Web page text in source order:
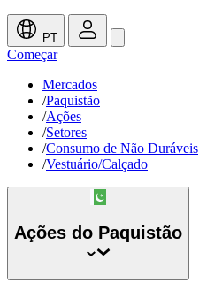
PT
Começar
Mercados
/Paquistão
/Ações
/Setores
/Consumo de Não Duráveis
/Vestuário/Calçado
Ações do Paquistão